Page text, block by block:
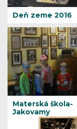
Deň zeme 2016
Materská škola-
Jakovamy